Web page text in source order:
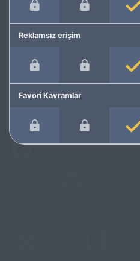
Reklamsız erişim
Favori Kavramlar